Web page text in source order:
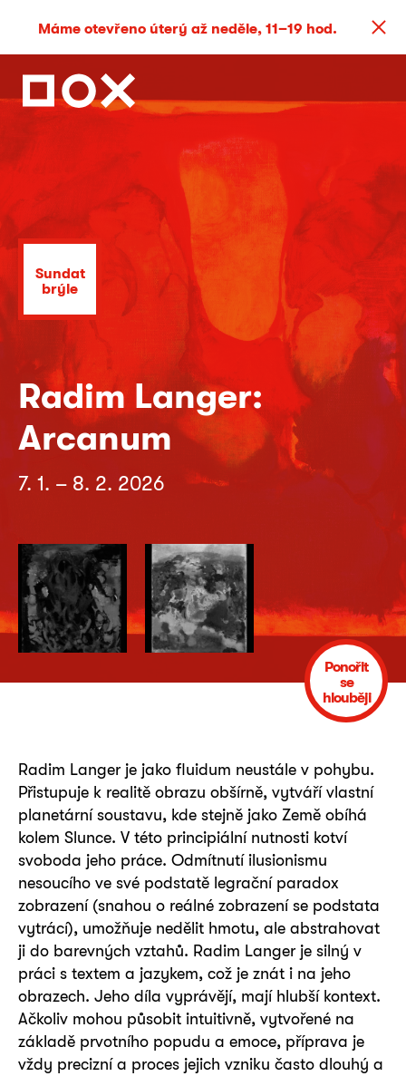
Máme otevřeno úterý až neděle, 11–19 hod.
Sundat
brýle
Radim Langer:
Arcanum
7. 1. – 8. 2. 2026
Ponořit
se
hlouběji
Radim Langer je jako fluidum neustále v pohybu.
Přistupuje k realitě obrazu obšírně, vytváří vlastní
planetární soustavu, kde stejně jako Země obíhá
kolem Slunce. V této principiální nutnosti kotví
svoboda jeho práce. Odmítnutí ilusionismu
nesoucího ve své podstatě legrační paradox
zobrazení (snahou o reálné zobrazení se podstata
vytrácí), umožňuje nedělit hmotu, ale abstrahovat
ji do barevných vztahů. Radim Langer je silný v
práci s textem a jazykem, což je znát i na jeho
obrazech. Jeho díla vyprávějí, mají hlubší kontext.
Ačkoliv mohou působit intuitivně, vytvořené na
základě prvotního popudu a emoce, příprava je
vždy precizní a proces jejich vzniku často dlouhý a